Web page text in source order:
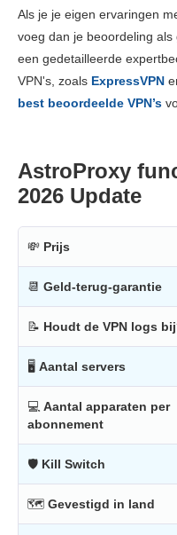
Belangrijkste functies
Installatie en apps
Betrouwbaarheid &
Als je je eigen ervaringen
voeg dan je beoordeling
een gedetailleerde
VPN's, zoals ExpressVPN
best beoordeelde VPN’s
AstroProxy
2026 Update
💸 Prijs
📆 Geld-terug-garantie
📝 Houdt de VPN logs
🖥 Aantal servers
💻 Aantal apparaten per
abonnement
🛡 Kill Switch
🗺 Gevestigd in land